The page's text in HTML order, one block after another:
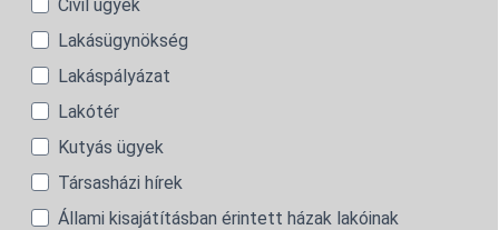
Civil ügyek
Lakásügynökség
Lakáspályázat
Lakótér
Kutyás ügyek
Társasházi hírek
Állami kisajátításban érintett házak lakóinak